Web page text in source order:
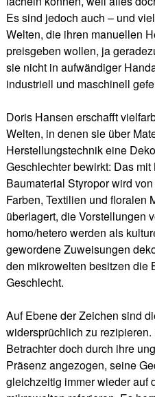
Es sind jedoch auch – und
Welten, die ihren manuellen
preisgeben wollen, ja
sie nicht in aufwändiger
industriell und maschinell
Doris Hansen erschafft
Welten, in denen sie über
Herstellungstechnik eine
Geschlechter bewirkt: Das
Baumaterial Styropor wird
Farben, Textilien und floralen
überlagert, die Vorstellungen
homo/hetero werden als
gewordene Zuweisungen
den mikrowelten besitzen die
Geschlecht.
Auf Ebene der Zeichen sind
widersprüchlich zu
Betrachter doch durch ihre
Präsenz angezogen, seine
gleichzeitig immer wieder auf